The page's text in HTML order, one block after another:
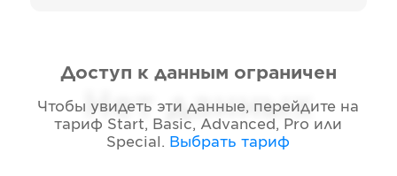
Нет данных
Доступ к данным ограничен
Чтобы увидеть эти данные, перейдите на
тариф Start, Basic, Advanced, Pro или
Special . Выбрать тариф